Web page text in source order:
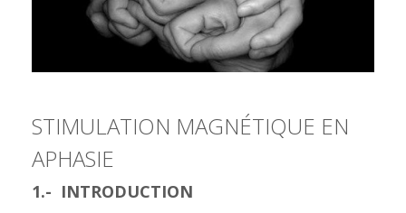
STIMULATION MAGNÉTIQUE EN
APHASIE
1.- INTRODUCTION